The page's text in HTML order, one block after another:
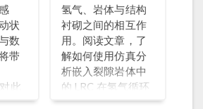
状
数
带
此
真
氢气、岩体与结构
衬砌之间的相互作
用。阅读文章，了
解如何使用仿真分
析嵌入裂隙岩体中
的 LRC 在氢气循环
加压条件下的性能